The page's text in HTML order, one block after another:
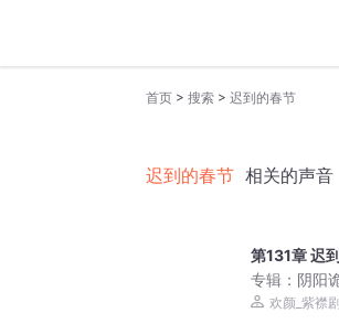
首页 > 搜索 > 迟到的春节
迟到的春节 相关的声音
第131章 迟
专辑： 阴阳
欢颜_紫襟